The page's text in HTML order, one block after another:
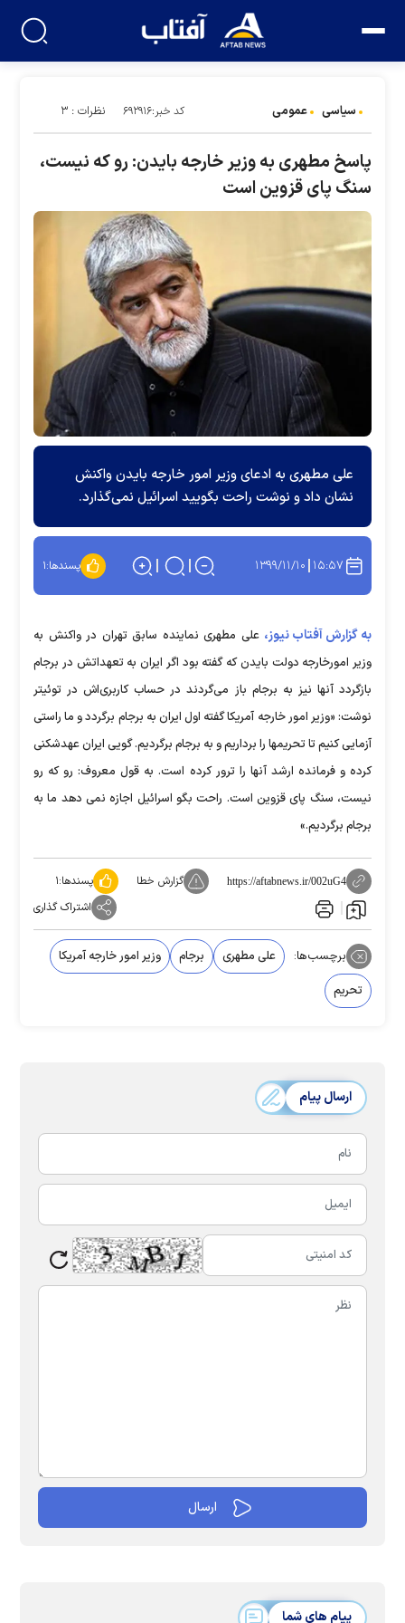
سیاسی عمومی کد خبر:۶۹۲۹۱۶ نظرات : ۳
پاسخ مطهری به وزیر خارجه بایدن: رو که نیست،
سنگ پای قزوین است
علی مطهری به ادعای وزیر امور خارجه بایدن واکنش
نشان داد و نوشت راحت بگویید اسرائیل نمی‌گذارد.
۱۵:۵۷ ۱۳۹۹/۱۱/۱۰ پسندها:۱
به گزارش آفتاب نیوز، علی مطهری نماینده سابق تهران در واکنش به
وزیر امورخارجه دولت بایدن که گفته بود اگر ایران به تعهداتش در برجام
بازگردد آنها نیز به برجام باز می‌گردند در حساب کاربری‌اش در توئیتر
نوشت: «وزیر امور خارجه آمریکا گفته اول ایران به برجام برگردد و ما راستی
آزمایی کنیم تا تحریمها را برداریم و به برجام برگردیم. گویی ایران عهدشکنی
کرده و فرمانده ارشد آنها را ترور کرده است. به قول معروف: رو که رو
نیست، سنگ پای قزوین است. راحت بگو اسرائیل اجازه نمی دهد ما به
برجام برگردیم.»
https://aftabnews.ir/002uG4 گزارش خطا پسندها:۱
اشتراک گذاری
برچسب‌ها: علی مطهری برجام
وزیر امور خارجه آمریکا
تحریم
ارسال پیام
پیام های شما